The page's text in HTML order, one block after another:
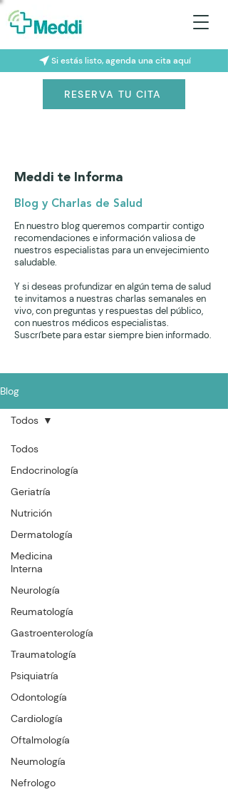
Si estás listo, agenda una cita aquí
RESERVA TU CITA
Meddi te Informa
Blog y Charlas de Salud
En nuestro blog queremos compartir contigo
recomendaciones e información valiosa de
nuestros especialistas para un envejecimiento
saludable.
Y si deseas profundizar en algún tema de salud
te invitamos a nuestras charlas semanales en
vivo, con preguntas y respuestas del público,
con nuestros médicos especialistas.
Suscríbete para estar siempre bien informado.
Blog
Todos
Endocrinología
Geriatría
Nutrición
Dermatología
Medicina
Interna
Neurología
Reumatología
Gastroenterología
Traumatología
Psiquiatría
Odontología
Cardiología
Oftalmología
Neumología
Nefrologo
Todos